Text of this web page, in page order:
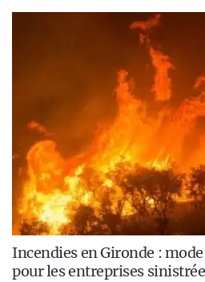
Incendies en Gironde :
pour les entreprises